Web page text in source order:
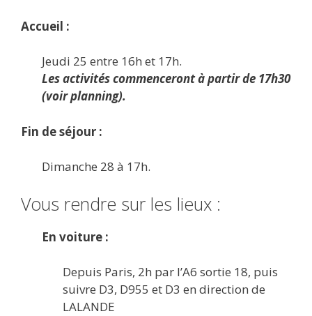
Accueil :
Jeudi 25 entre 16h et 17h.
Les activités commenceront à partir de 17h30
(voir planning).
Fin de séjour :
Dimanche 28 à 17h.
Vous rendre sur les lieux :
En voiture :
Depuis Paris, 2h par l’A6 sortie 18, puis
suivre D3, D955 et D3 en direction de
LALANDE